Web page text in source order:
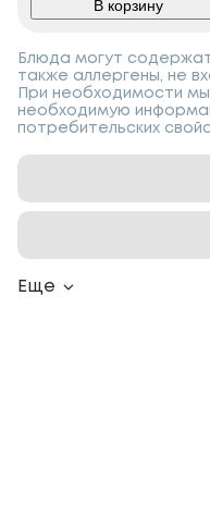
В корзину
Блюда могут
также аллергены, не
При необходимости
необходимую
потребительских
Еще